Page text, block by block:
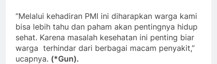
“Melalui kehadiran PMI ini diharapkan warga kami
bisa lebih tahu dan paham akan pentingnya hidup
sehat. Karena masalah kesehatan ini penting biar
warga terhindar dari berbagai macam penyakit,”
ucapnya. (*Gun).